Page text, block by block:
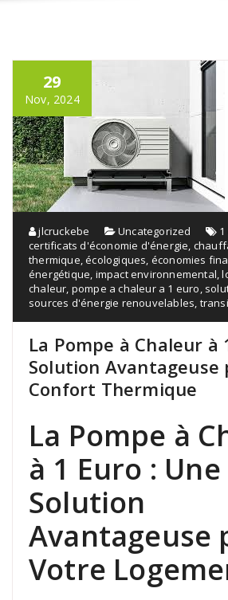
29
Nov, 2024
jlcruckebe Uncategorized
certificats d'économie d'énergie
thermique ,écologiques économies
énergétique impact environnemental ,
chaleur pompe a chaleur a 1 euro
sources d'énergie renouvelables
La Pompe à Chaleur à
Solution Avantageuse
Confort Thermique
La Pompe à
à 1 Euro : Une
Solution
Avantageuse
Votre